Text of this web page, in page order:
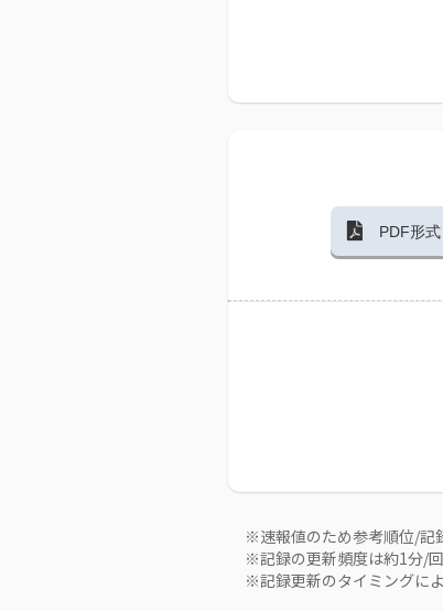
PDF形式
※速報値のため参考順位/記
※記録の更新頻度は約1分/回
※記録更新のタイミングに